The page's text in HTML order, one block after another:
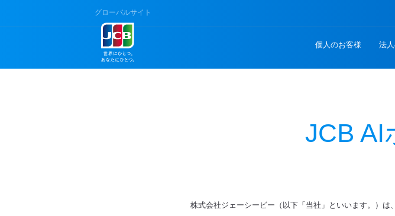
グローバルサイト
個人のお客様 法
JCB AI
株式会社ジェーシービー（以下「当社」といいます。）